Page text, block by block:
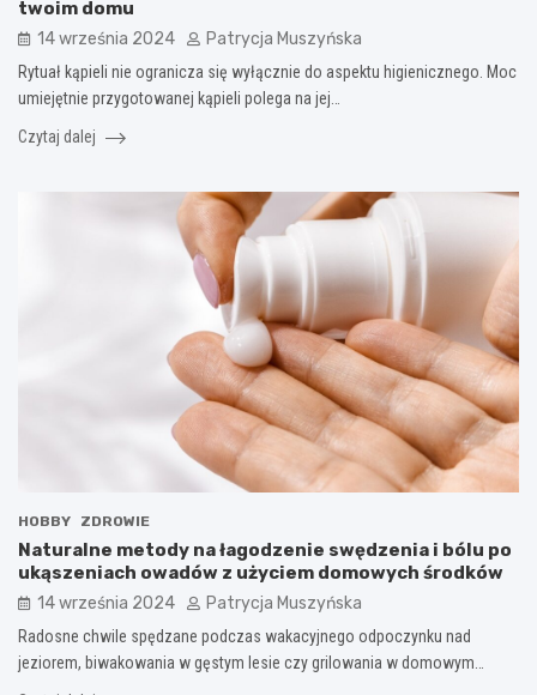
twoim domu
14 września 2024 Patrycja Muszyńska
Rytuał kąpieli nie ogranicza się wyłącznie do aspektu higienicznego. Moc
umiejętnie przygotowanej kąpieli polega na jej…
Czytaj dalej
HOBBY ZDROWIE
Naturalne metody na łagodzenie swędzenia i bólu po
ukąszeniach owadów z użyciem domowych środków
14 września 2024 Patrycja Muszyńska
Radosne chwile spędzane podczas wakacyjnego odpoczynku nad
jeziorem, biwakowania w gęstym lesie czy grilowania w domowym…